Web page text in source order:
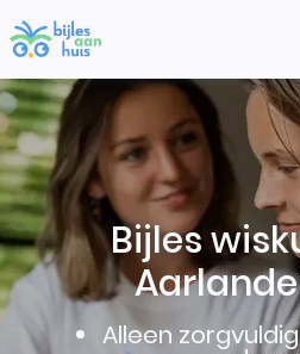
Bijles
Alleen